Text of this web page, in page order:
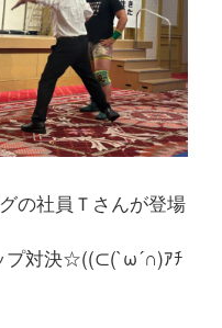
の社員Ｔさんが登場
プ対決☆((⊂(`ω´∩)ｱﾁ